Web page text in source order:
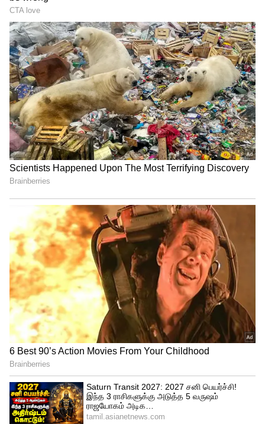
Related Articles
IND vs ENG T20: ஹர்சித் ராணாவுக்காக
மூத்த வீரரை அசிங்கப்படுத்திய கவுதம்
கம்பீர்? பரபரப்பு தகவல்!
Gautam Gambhir: அயர்லாந்திடம்
வாங்கிய அடி! கவுதம் கம்பீரை
வறுத்தெடுக்கும் ரசிகர்கள்! கடும்
Image Credit :Asianet News
ரவி சாஸ்திரியின் கருத்து
சோனி ஸ்போர்ட்ஸ் நெட்வொர்க்
நிகழ்ச்சியில் பேசிய ரவி சாஸ்திரி, வைபவ்
சூர்யவன்ஷிக்கு வாய்ப்பு வழங்கப்பட்டிருக்க
வேண்டும் என்றார். கூடிய விரைவில் அந்த